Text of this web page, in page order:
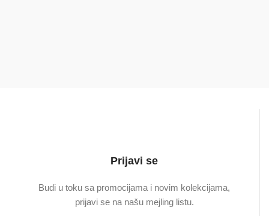
Prijavi se
Budi u toku sa promocijama i novim kolekcijama,
prijavi se na našu mejling listu.